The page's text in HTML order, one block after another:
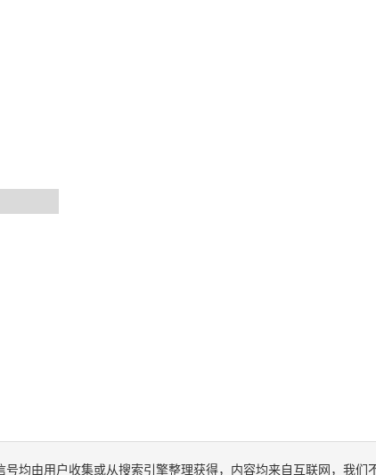
号均由用户收集或从搜索引擎整理获得，内容均来自互联网，我们